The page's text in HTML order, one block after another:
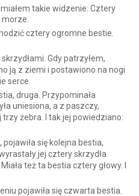
takie widzenie: Cztery
morze.
cztery ogromne bestie.
Gdy patrzyłem,
ją z ziemi i postawiono na nogi
serce.
druga. Przypominała
uniesiona, a z paszczy,
żebra. I tak jej powiedziano:
się kolejna bestia,
jej cztery skrzydła
też ta bestia cztery głowy. I
pojawiła się czwarta bestia.